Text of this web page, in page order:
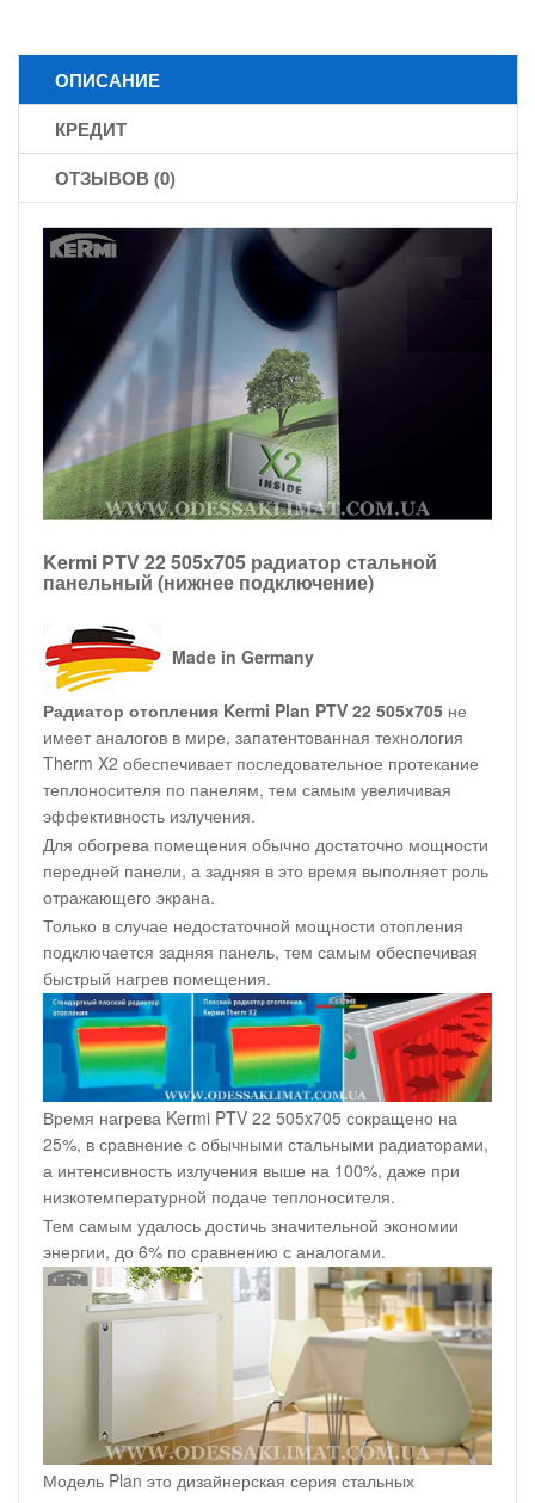
ОПИСАНИЕ
КРЕДИТ
ОТЗЫВОВ (0)
Kermi PTV 22 505x705 радиатор стальной
панельный (нижнее подключение)
Made in Germany
Радиатор отопления Kermi Plan PTV 22 505x705 не
имеет аналогов в мире, запатентованная технология
Therm X2 обеспечивает последовательное протекание
теплоносителя по панелям, тем самым увеличивая
эффективность излучения.
Для обогрева помещения обычно достаточно мощности
передней панели, а задняя в это время выполняет роль
отражающего экрана.
Только в случае недостаточной мощности отопления
подключается задняя панель, тем самым обеспечивая
быстрый нагрев помещения.
Время нагрева Kermi PTV 22 505x705 сокращено на
25%, в сравнение с обычными стальными радиаторами,
а интенсивность излучения выше на 100%, даже при
низкотемпературной подаче теплоносителя.
Тем самым удалось достичь значительной экономии
энергии, до 6% по сравнению с аналогами.
Модель Plan это дизайнерская серия стальных